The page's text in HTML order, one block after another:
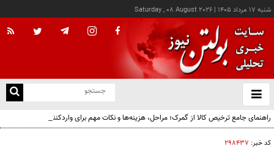
شنبه ۱۷ مرداد ۱۴۰۵ |
Saturday , 08 August 2026
باز
و
راهنمای جامع ترخیص کالا از گمرک؛ مراحل، هزینه‌ها و نکات مهم برای واردکنندگان
کد خبر: ۲۹۸۴۳۷